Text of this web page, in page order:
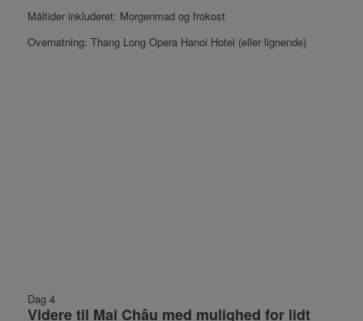
Måltider inkluderet: Morgenmad og frokost
Overnatning: Thang Long Opera Hanoi Hotel (eller lignende)
Dag 4
Videre til Mai Châu med mulighed for lidt